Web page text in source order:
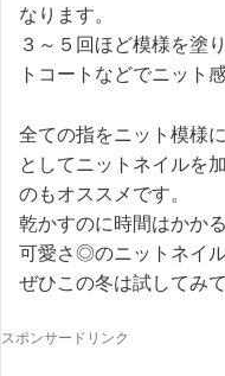
なります。
３～５回ほど模様を塗
トコートなどでニット
全ての指をニット模様
としてニットネイルを
のもオススメです。
乾かすのに時間はかか
可愛さ◎のニットネイル
ぜひこの冬は試してみ
スポンサードリンク